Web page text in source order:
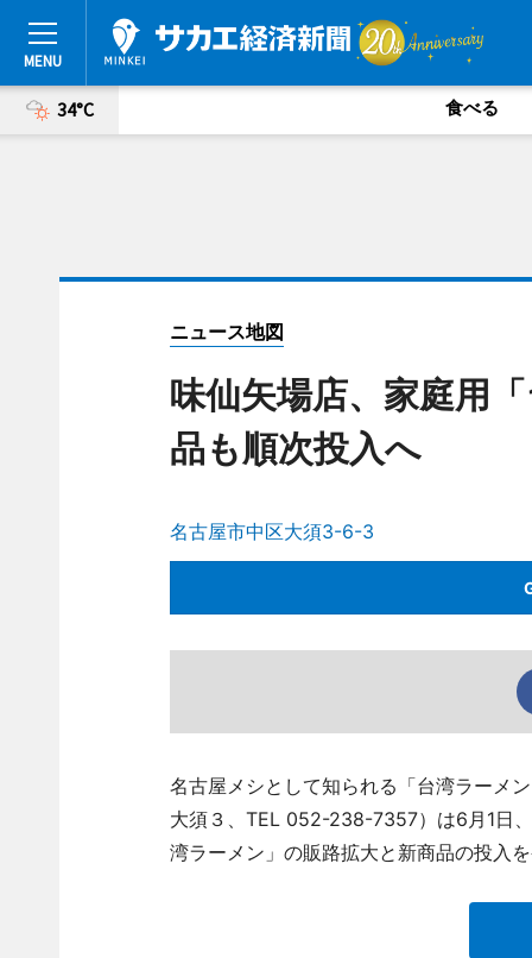
34°C 食べる
ニュース地図
味仙矢場店、家庭用
品も順次投入へ
名古屋市中区大須3-6-3
名古屋メシとして知られる「台湾ラーメ
大須３、TEL 052-238-7357）は6月1日
湾ラーメン」の販路拡大と新商品の投入